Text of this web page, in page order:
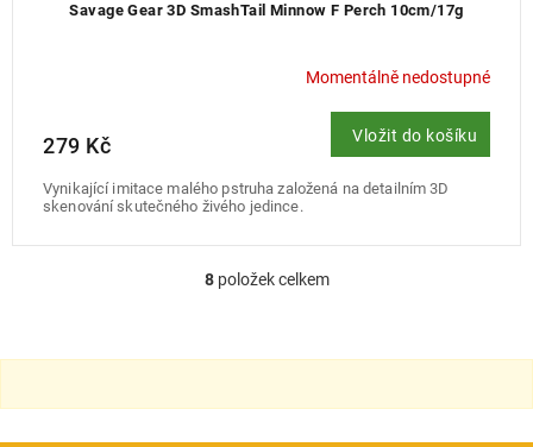
Savage Gear 3D SmashTail Minnow F Perch 10cm/17g
Momentálně nedostupné
279 Kč Vložit do košíku
Vynikající imitace malého pstruha založená na detailním 3D
skenování skutečného živého jedince.
O
á
a
8položek celkem